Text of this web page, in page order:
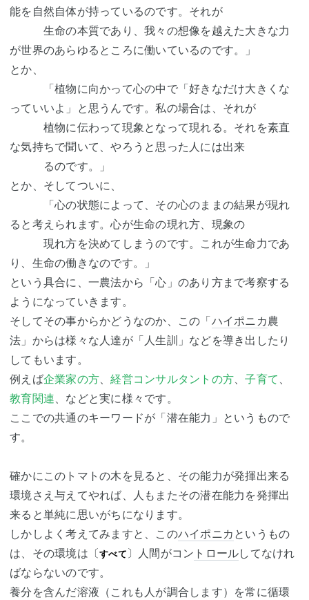
能を自然自体が持っているのです。それが
生命の本質であり、我々の想像を越えた大きな力
が世界のあらゆるところに働いているのです。」
とか、
「植物に向かって心の中で「好きなだけ大きくな
っていいよ」と思うんです。私の場合は、それが
植物に伝わって現象となって現れる。それを素直
な気持ちで聞いて、やろうと思った人には出来
るのです。」
とか、そしてついに、
「心の状態によって、その心のままの結果が現れ
ると考えられます。心が生命の現れ方、現象の
現れ方を決めてしまうのです。これが生命力であ
り、生命の働きなのです。」
という具合に、一農法から「心」のあり方まで考察する
ようになっていきます。
そしてその事からかどうなのか、この「ハイポニカ農
法」からは様々な人達が「人生訓」などを導き出したり
してもいます。
例えば企業家の方、経営コンサルタントの方、子育て 、
教育関連、などと実に様々です。
ここでの共通のキーワードが「潜在能力」というもので
す。
確かにこのトマトの木を見ると、その能力が発揮出来る
環境さえ与えてやれば、人もまたその潜在能力を発揮出
来ると単純に思いがちになります。
しかしよく考えてみますと、このハイポニカ というもの
は、その環境は〔すべて〕人間がコン トロールしてなけれ
ばならないのです。
養分を含んだ溶液（これも人が調合します）を常に循環